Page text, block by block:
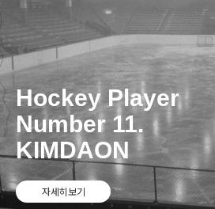
Hockey Player
Number 11.
KIMDAON
자세히보기